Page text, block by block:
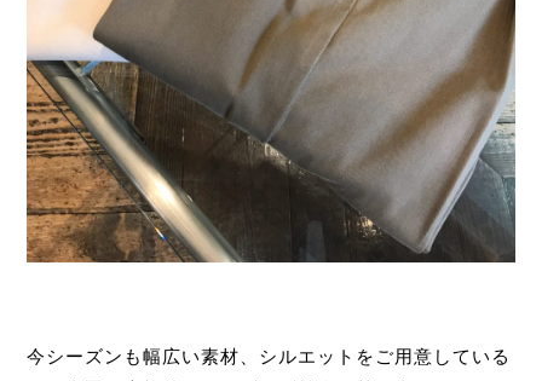
今シーズンも幅広い素材、シルエットをご用意している